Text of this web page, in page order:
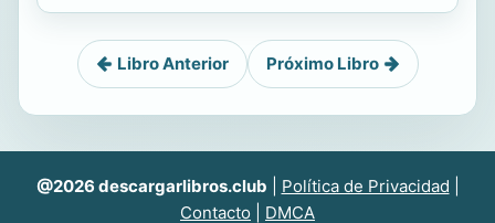
Libro Anterior Próximo Libro
@2026 descargarlibros.club Política de Privacidad
Contacto
DMCA